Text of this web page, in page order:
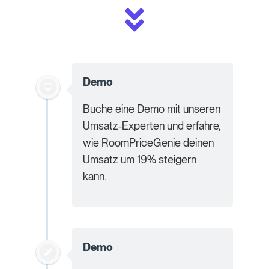
Demo
Buche eine Demo mit unseren
Umsatz-Experten und erfahre,
wie RoomPriceGenie deinen
Umsatz um 19% steigern
kann.
Demo